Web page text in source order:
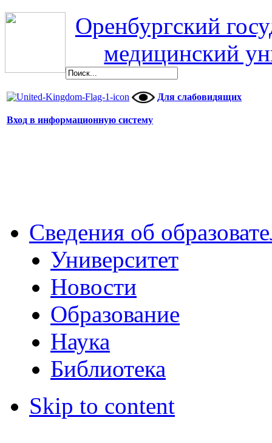
Оренбургский
медицинский
Для слабовидящих
Вход в информационную систему
Сведения об
Университет
Новости
Образование
Наука
Библиотека
Skip to content